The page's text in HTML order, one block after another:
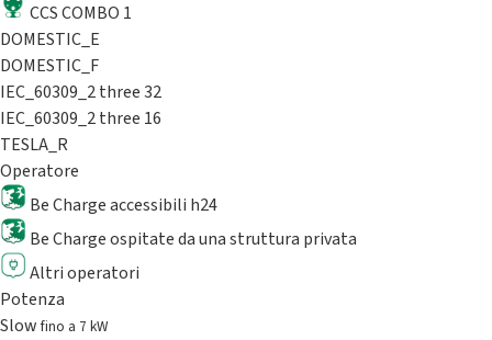
CCS COMBO 1
DOMESTIC_E
DOMESTIC_F
IEC_60309_2 three 32
IEC_60309_2 three 16
TESLA_R
Operatore
Be Charge accessibili h24
Be Charge ospitate da una struttura privata
Altri operatori
Potenza
Slowfino a 7 kW